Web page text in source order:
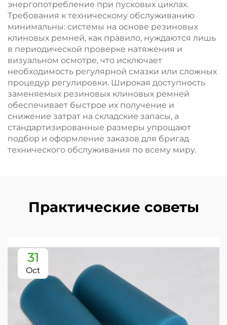
энергопотребление при пусковых циклах.
Требования к техническому обслуживанию
минимальны: системы на основе резиновых
клиновых ремней, как правило, нуждаются лишь
в периодической проверке натяжения и
визуальном осмотре, что исключает
необходимость регулярной смазки или сложных
процедур регулировки. Широкая доступность
заменяемых резиновых клиновых ремней
обеспечивает быстрое их получение и
снижение затрат на складские запасы, а
стандартизированные размеры упрощают
подбор и оформление заказов для бригад
технического обслуживания по всему миру.
Практические советы
31
Oct